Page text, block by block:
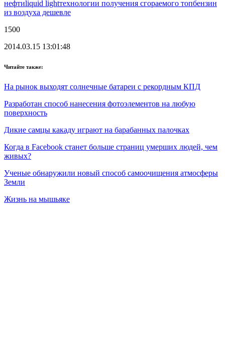
нефтиliquid lightтехнологии получения сгораемого топбензин
из воздуха дешевле
1500
2014.03.15 13:01:48
Читайте также:
На рынок выходят солнечные батареи с рекордным КПД
Разработан способ нанесения фотоэлементов на любую
поверхность
Дикие самцы какаду играют на барабанных палочках
Когда в Facebook станет больше страниц умерших людей, чем
живых?
Ученые обнаружили новый способ самоочищения атмосферы
Земли
Жизнь на мышьяке